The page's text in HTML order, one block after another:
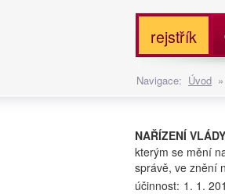
rejstřík
Navigace: Úvod »
NAŘÍZENÍ
kterým se mění
správě, ve znění
účinnost: 1. 1.